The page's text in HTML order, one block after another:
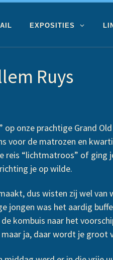
EXPOSITIES
Ruys
onze prachtige Grand
voor de matrozen en
reis “lichtmatroos” of ging
je op wilde.
dus wisten zij wel van
jongen was het aardig
kombuis naar het
ja, daar wordt je groot